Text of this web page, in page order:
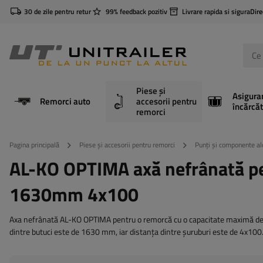
30 de zile pentru retur 99% feedback pozitiv Livrare rapida si sigura
Remorci auto
Piese și
accesorii pentru
remorci
Pagina principală Piese și accesorii pentru remorci Punți și componente
AL-KO OPTIMA axă nefrânată
1630mm 4x100
Axa nefrânată AL-KO OPTIMA pentru o remorcă cu o capacitate
dintre butuci este de 1630 mm, iar distanța dintre șuruburi este de